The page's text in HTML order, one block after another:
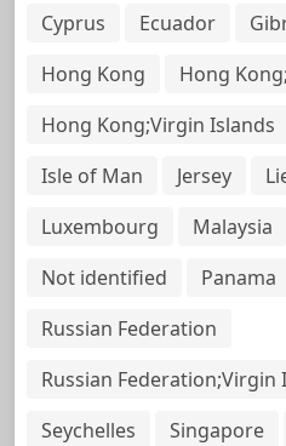
Cyprus
Ecuador
Hong Kong
Hong
Hong Kong;Virgin Islands
Isle of Man
Jersey
Luxembourg
Malaysia
Not identified
Panama
Russian Federation
Russian Federation;Virgin
Seychelles
Singapore